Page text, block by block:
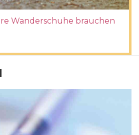
Wanderschuhe brauchen